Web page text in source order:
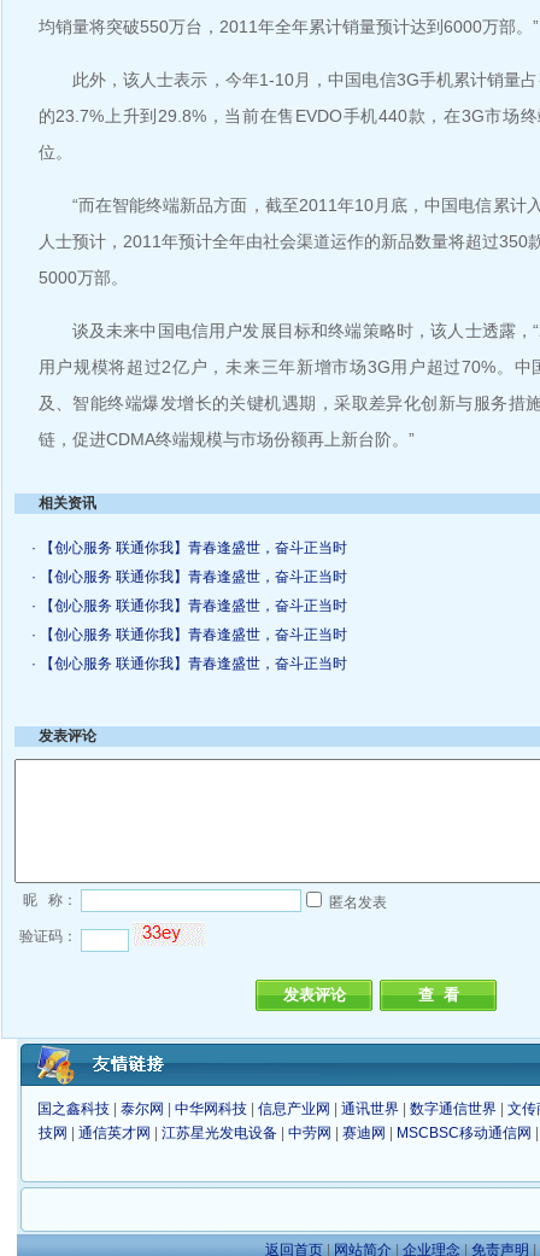
均销量将突破550万台，2011年全年累计销量预计达到6000万部。”
此外，该人士表示，今年1-10月，中国电信3G手机累计销量占
的23.7%上升到29.8%，当前在售EVDO手机440款，在3G市场
位。
“而在智能终端新品方面，截至2011年10月底，中国电信累计
人士预计，2011年预计全年由社会渠道运作的新品数量将超过350
5000万部。
谈及未来中国电信用户发展目标和终端策略时，该人士透露，
用户规模将超过2亿户，未来三年新增市场3G用户超过70%。中
及、智能终端爆发增长的关键机遇期，采取差异化创新与服务措
链，促进CDMA终端规模与市场份额再上新台阶。”
相关资讯
· 【创心服务 联通你我】青春逢盛世，奋斗正当时
· 【创心服务 联通你我】青春逢盛世，奋斗正当时
· 【创心服务 联通你我】青春逢盛世，奋斗正当时
· 【创心服务 联通你我】青春逢盛世，奋斗正当时
· 【创心服务 联通你我】青春逢盛世，奋斗正当时
发表评论
昵 称：
匿名发表
验证码：
国之鑫科技 泰尔网 中华网科技 信息产业网 通讯世界 数字通信世界
文传
技网
通信英才网 江苏星光发电设备| 中劳网 赛迪网 MSCBSC移动通信网
返回首页| 网站简介 | 企业理念 | 免责声明 |